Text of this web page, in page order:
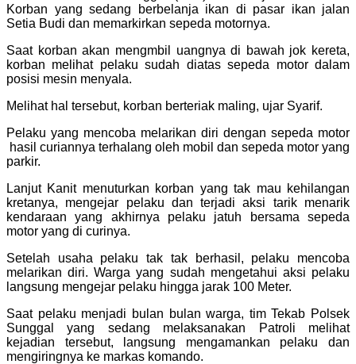
Korban yang sedang berbelanja ikan di pasar ikan jalan
Setia Budi dan memarkirkan sepeda motornya.
Saat korban akan mengmbil uangnya di bawah jok kereta,
korban melihat pelaku sudah diatas sepeda motor dalam
posisi mesin menyala.
Melihat hal tersebut, korban berteriak maling, ujar Syarif.
Pelaku yang mencoba melarikan diri dengan sepeda motor
hasil curiannya terhalang oleh mobil dan sepeda motor yang
parkir.
Lanjut Kanit menuturkan korban yang tak mau kehilangan
kretanya, mengejar pelaku dan terjadi aksi tarik menarik
kendaraan yang akhirnya pelaku jatuh bersama sepeda
motor yang di curinya.
Setelah usaha pelaku tak tak berhasil, pelaku mencoba
melarikan diri. Warga yang sudah mengetahui aksi pelaku
langsung mengejar pelaku hingga jarak 100 Meter.
Saat pelaku menjadi bulan bulan warga, tim Tekab Polsek
Sunggal yang sedang melaksanakan Patroli melihat
kejadian tersebut, langsung mengamankan pelaku dan
mengiringnya ke markas komando.